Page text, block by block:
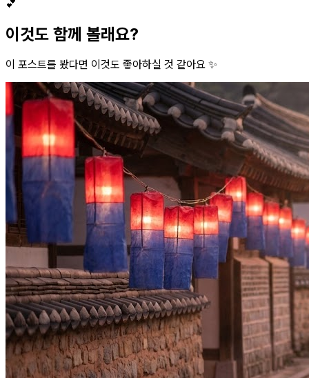
💕
이것도 함께 볼래요?
이 포스트를 봤다면 이것도 좋아하실 것 같아요 ✨